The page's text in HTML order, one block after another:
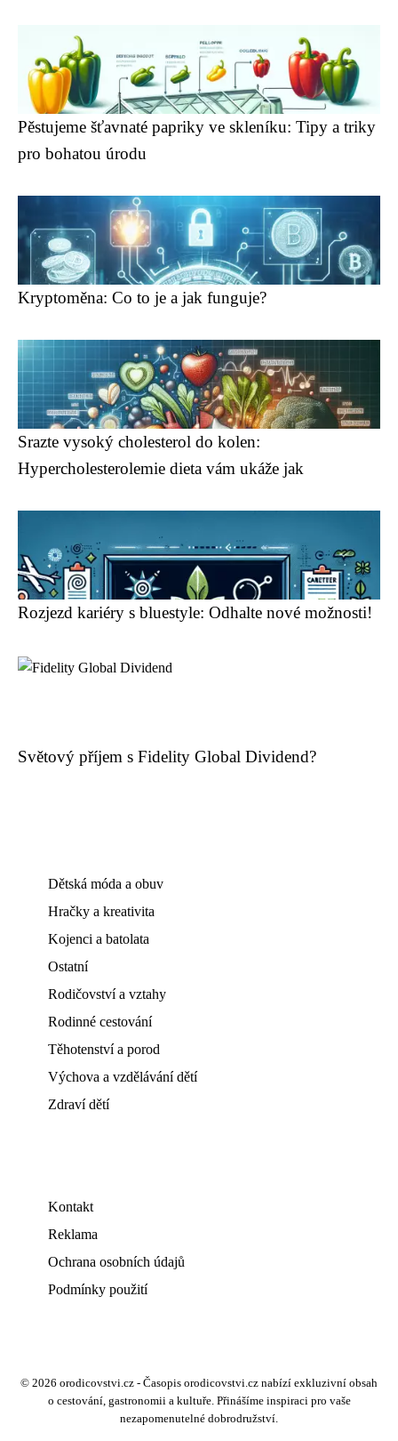
Pěstujeme šťavnaté papriky ve skleníku: Tipy a triky
pro bohatou úrodu
Kryptoměna: Co to je a jak funguje?
Srazte vysoký cholesterol do kolen:
Hypercholesterolemie dieta vám ukáže jak
Rozjezd kariéry s bluestyle: Odhalte nové možnosti!
Světový příjem s Fidelity Global Dividend?
Dětská móda a obuv
Hračky a kreativita
Kojenci a batolata
Ostatní
Rodičovství a vztahy
Rodinné cestování
Těhotenství a porod
Výchova a vzdělávání dětí
Zdraví dětí
Kontakt
Reklama
Ochrana osobních údajů
Podmínky použití
© 2026 orodicovstvi.cz - Časopis orodicovstvi.cz nabízí exkluzivní obsah
o cestování, gastronomii a kultuře. Přinášíme inspiraci pro vaše
nezapomenutelné dobrodružství.